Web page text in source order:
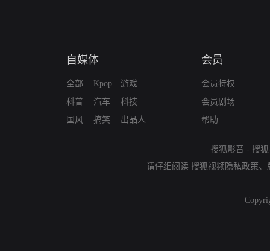
自媒体
全部
科普
国风
Kpop
汽车
搞笑
游戏
科技
出品人
会员
会员特权
会员剧场
帮助
搜狐影音 - 搜
请仔细阅读 搜狐视频隐私政策、